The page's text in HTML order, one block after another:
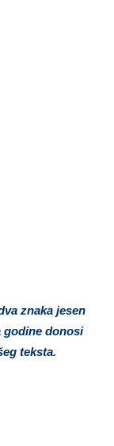
znaka jesen
godine donosi
teksta.